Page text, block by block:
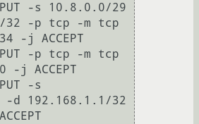
-s 10.8.0.0/29
32 -p tcp -m tcp
-j ACCEPT
-p tcp -m tcp
-j ACCEPT
-s
-d 192.168.1.1/32